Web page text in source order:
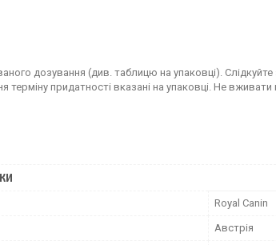
дозування (див. таблицю на упаковці).
терміну придатності вказані на упаковці. Не
Royal Canin
Австрія